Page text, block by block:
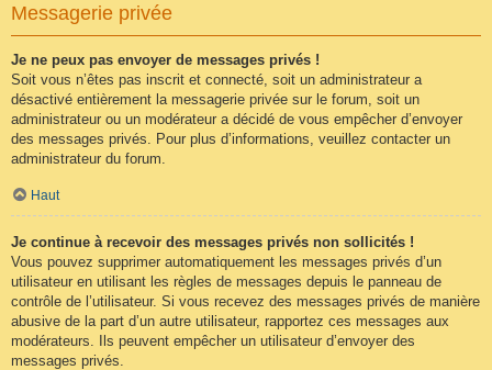
Messagerie privée
Je ne peux pas envoyer de messages privés !
Soit vous n’êtes pas inscrit et connecté, soit un administrateur a
désactivé entièrement la messagerie privée sur le forum, soit un
administrateur ou un modérateur a décidé de vous empêcher d’envoyer
des messages privés. Pour plus d’informations, veuillez contacter un
administrateur du forum.
Haut
Je continue à recevoir des messages privés non sollicités !
Vous pouvez supprimer automatiquement les messages privés d’un
utilisateur en utilisant les règles de messages depuis le panneau de
contrôle de l’utilisateur. Si vous recevez des messages privés de manière
abusive de la part d’un autre utilisateur, rapportez ces messages aux
modérateurs. Ils peuvent empêcher un utilisateur d’envoyer des
messages privés.